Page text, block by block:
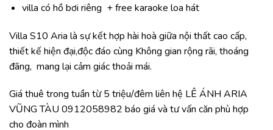
villa có hồ bơi riêng + free karaoke loa hát
Villa S10 Aria là sự kết hợp hài hoà giữa nội thất cao cấp,
thiết kế hiện đại,độc đáo cùng Không gian rộng rãi, thoáng
đãng, mang lại cảm giác thoải mái.
Giá thuê trong tuần từ 5 triệu/đêm liên hệ LÊ ÁNH ARIA
VŨNG TÀU 0912058982 báo giá và tư vấn căn phù hợp
cho đoàn mình